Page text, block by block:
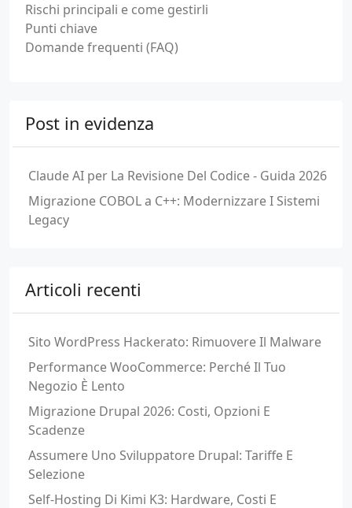
Rischi principali e come gestirli
Punti chiave
Domande frequenti (FAQ)
Post in evidenza
Claude AI per La Revisione Del Codice - Guida 2026
Migrazione COBOL a C++: Modernizzare I Sistemi
Legacy
Articoli recenti
Sito WordPress Hackerato: Rimuovere Il Malware
Performance WooCommerce: Perché Il Tuo
Negozio È Lento
Migrazione Drupal 2026: Costi, Opzioni E
Scadenze
Assumere Uno Sviluppatore Drupal: Tariffe E
Selezione
Self-Hosting Di Kimi K3: Hardware, Costi E